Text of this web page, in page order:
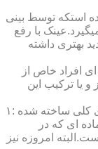
استکه توسط بینی
با رفع
بهتری داشته
افراد خاص از
و یا ترکیب این
عدسی یا لنز :جنس عدسی عینکها از دو دسته ی کلی ساخته شده :۱
ماده ای که در
امروزه نیز